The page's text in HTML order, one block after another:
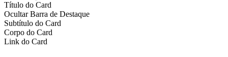
Título do Card
Ocultar Barra de Destaque
Subtítulo do Card
Corpo do Card
Link do Card